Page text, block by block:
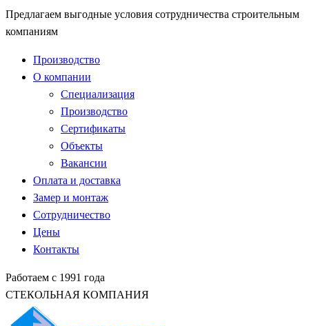
Предлагаем выгодные условия сотрудничества строительным
компаниям
Производство
О компании
Специализация
Производство
Сертификаты
Объекты
Вакансии
Оплата и доставка
Замер и монтаж
Сотрудничество
Цены
Контакты
Работаем с 1991 года
СТЕКОЛЬНАЯ КОМПАНИЯ